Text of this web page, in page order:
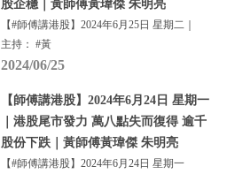
股企穩｜黃師傅黃瑋傑 朱明亮
【#師傅講港股】2024年6月25日 星期二｜
主持： #黃
2024/06/25
【師傅講港股】2024年6月24日 星期一
｜港股尾市發力 萬八點失而復得 逾千
股份下跌｜黃師傅黃瑋傑 朱明亮
【#師傅講港股】2024年6月24日 星期一